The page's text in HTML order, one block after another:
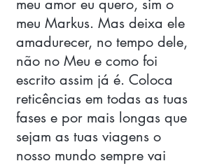
meu amor eu quero, sim o
meu Markus. Mas deixa ele
amadurecer, no tempo dele,
não no Meu e como foi
escrito assim já é. Coloca
reticências em todas as tuas
fases e por mais longas que
sejam as tuas viagens o
nosso mundo sempre vai